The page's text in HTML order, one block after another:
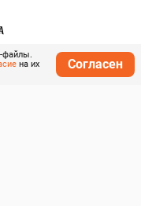
файлы.
на их
Согласен